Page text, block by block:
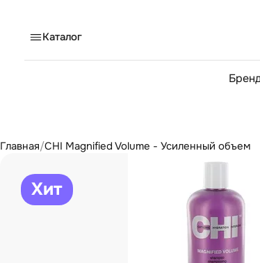
Каталог
Главная/CHI Magnified Volume - Усиленный объем
Хит